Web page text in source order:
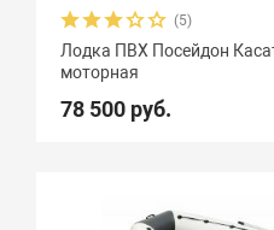
Длина кокпита, см
Грузоподъемность
(5)
Лодка ПВХ Посейдон
моторная
78 500 руб.